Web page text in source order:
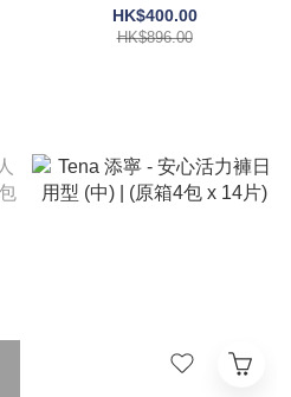
片)
HK$400.00
HK$896.00